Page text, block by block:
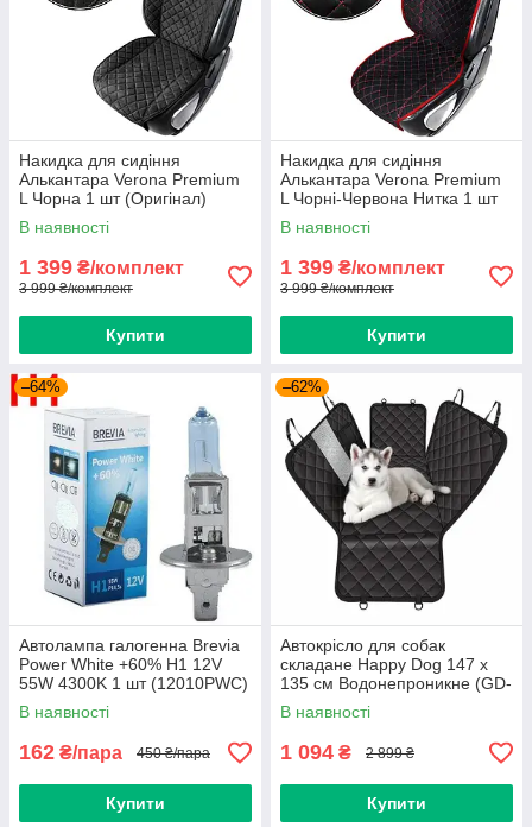
Накидка для сидіння
Алькантара Verona Premium
L Чорна 1 шт (Оригінал)
В наявності
1 399 ₴/комплект
3 999 ₴/комплект
Купити
Накидка для сидіння
Алькантара Verona Premium
L Чорні-Червона Нитка 1 шт
(Оригінал)
В наявності
1 399 ₴/комплект
3 999 ₴/комплект
Купити
–64%
Автолампа галогенна Brevia
Power White +60% H1 12V
55W 4300K 1 шт (12010PWC)
В наявності
162 ₴/пара 450 ₴/пара
Купити
–62%
Автокрісло для собак
складане Happy Dog 147 x
135 см Водонепроникне (GD-
13)
В наявності
1 094 ₴ 2 899 ₴
Купити